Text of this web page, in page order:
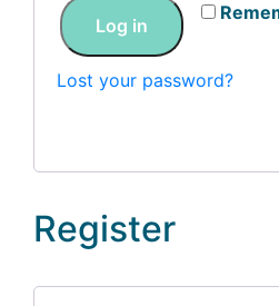
Log in
Lost your password?
Register